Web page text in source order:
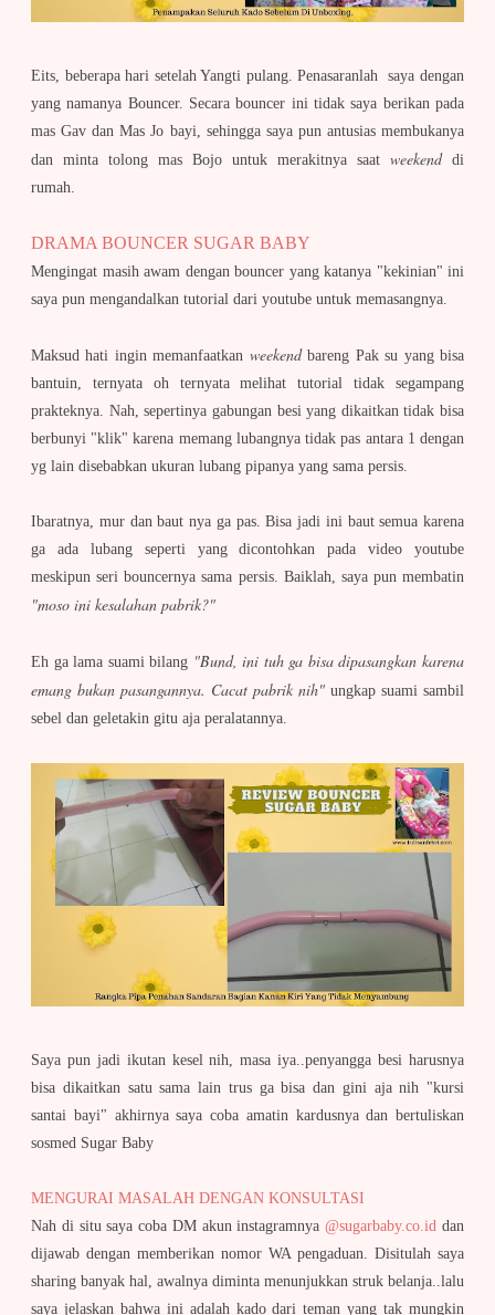
Eits, beberapa hari setelah Yangti pulang. Penasaranlah saya dengan
yang namanya Bouncer. Secara bouncer ini tidak saya berikan pada
mas Gav dan Mas Jo bayi, sehingga saya pun antusias membukanya
dan minta tolong mas Bojo untuk merakitnya saat weekend di
rumah.
DRAMA BOUNCER SUGAR BABY
Mengingat masih awam dengan bouncer yang katanya "kekinian" ini
saya pun mengandalkan tutorial dari youtube untuk memasangnya.
Maksud hati ingin memanfaatkan weekendbareng Pak su yang bisa
bantuin, ternyata oh ternyata melihat tutorial tidak segampang
prakteknya. Nah, sepertinya gabungan besi yang dikaitkan tidak bisa
berbunyi "klik" karena memang lubangnya tidak pas antara 1 dengan
yg lain disebabkan ukuran lubang pipanya yang sama persis.
Ibaratnya, mur dan baut nya ga pas. Bisa jadi ini baut semua karena
ga ada lubang seperti yang dicontohkan pada video youtube
meskipun seri bouncernya sama persis. Baiklah, saya pun membatin
"moso ini kesalahan pabrik?"
Eh ga lama suami bilang "Bund, ini tuh ga bisa dipasangkan karena
emang bukan pasangannya. Cacat pabrik nih" ungkap suami sambil
sebel dan geletakin gitu aja peralatannya.
Saya pun jadi ikutan kesel nih, masa iya..penyangga besi harusnya
bisa dikaitkan satu sama lain trus ga bisa dan gini aja nih "kursi
santai bayi" akhirnya saya coba amatin kardusnya dan bertuliskan
sosmed Sugar Baby
MENGURAI MASALAH DENGAN KONSULTASI
Nah di situ saya coba DM akun instagramnya@sugarbaby.co.id dan
dijawab dengan memberikan nomor WA pengaduan. Disitulah saya
sharing banyak hal, awalnya diminta menunjukkan struk belanja..lalu
saya jelaskan bahwa ini adalah kado dari teman yang tak mungkin